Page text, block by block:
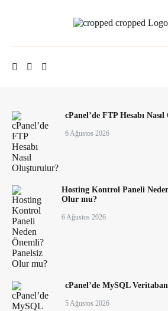
cPanel’de FTP Hesabı
6 Ağustos 2026
Hosting Kontrol Paneli
Olur mu?
6 Ağustos 2026
cPanel’de MySQL
5 Ağustos 2026